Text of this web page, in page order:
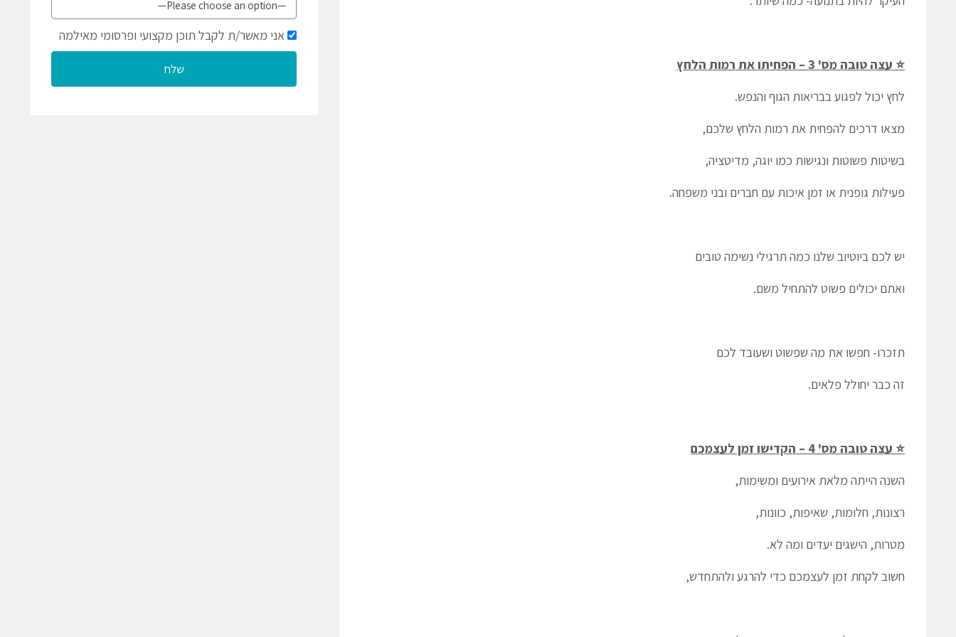
⭐ עצה טובה מס' 3 – הפחיתו את רמות הלחץ
לחץ יכול לפגוע בבריאות הגוף והנפש.
מצאו דרכים להפחית את רמות הלחץ שלכם,
בשיטות פשוטות ונגישות כמו יוגה, מדיטציה,
פעילות גופנית או זמן איכות עם חברים ובני משפחה.
יש לכם ביוטיוב שלנו כמה תרגילי נשימה טובים
ואתם יכולים פשוט להתחיל משם.
תזכרו- חפשו את מה שפשוט ושעובד לכם
זה כבר יחולל פלאים.
⭐ עצה טובה מס' 4 – הקדישו זמן לעצמכם
השנה הייתה מלאת אירועים ומשימות,
רצונות, חלומות, שאיפות, כוונות,
מטרות, הישגים יעדים ומה לא.
חשוב לקחת זמן לעצמכם כדי להרגע ולהתחדש,
אני מאשר/ת לקבל תוכן מקצועי ופרסומי מאילמה
שלח